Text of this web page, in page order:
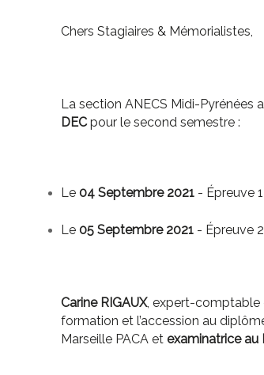
Chers Stagiaires & Mémorialistes,
La section ANECS Midi-Pyrénées
DECpour le second semestre :
Le 04 Septembre 2021 - Épreuve
Le 05 Septembre 2021 - Épreuve
Carine RIGAUX, expert-comptable
formation et l’accession au
Marseille PACA et examinatrice au